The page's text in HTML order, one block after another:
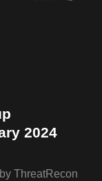
2024
by ThreatRecon